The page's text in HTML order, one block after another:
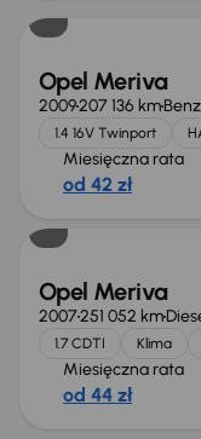
Opel Meriva
2009207 136 km
1.4 16V Twinport
Miesięczna rata
od 42 zł
Opel Meriva
2007251 052 km
1.7 CDTI Klima
Miesięczna rata
od 44 zł